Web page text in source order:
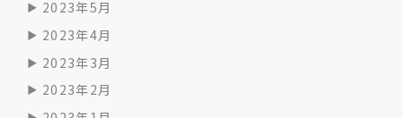
2023年5月
2023年4月
2023年3月
2023年2月